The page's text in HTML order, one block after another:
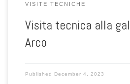
VISITE TECNICHE
Visita tecnica alla
Arco
Published December 4, 2023